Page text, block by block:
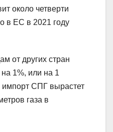
около четверти
в ЕС в 2021 году
от других стран
1%, или на 1
импорт СПГ вырастет
газа в